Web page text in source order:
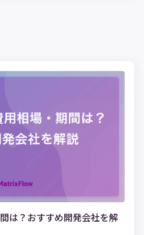
は？おすすめ開発会社を解